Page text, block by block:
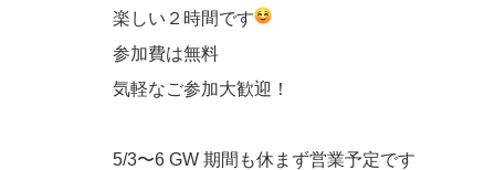
楽しい２時間です
参加費は無料
気軽なご参加大歓迎！
5/3〜6 GW 期間も休まず営業予定です